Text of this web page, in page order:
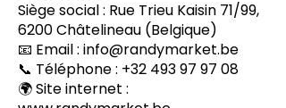
Siège social : Rue Trieu Kaisin 71/99,
6200 Châtelineau (Belgique)
📧 Email : info@randymarket.be
📞 Téléphone : +32 493 97 97 08
🌍 Site internet :